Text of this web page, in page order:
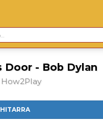
Door - Bob Dylan
How2Play